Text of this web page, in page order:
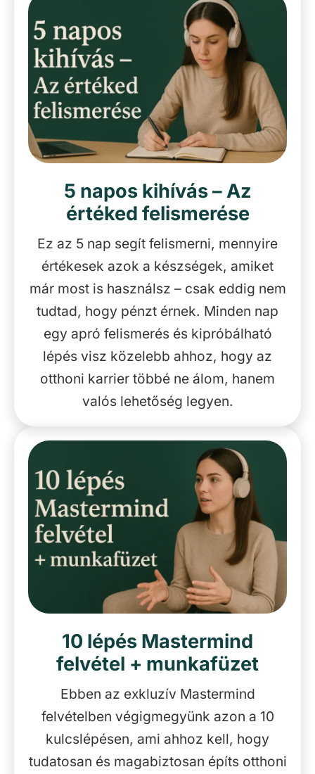
5 napos kihívás – Az
értéked felismerése
Ez az 5 nap segít felismerni, mennyire
értékesek azok a készségek, amiket
már most is használsz – csak eddig nem
tudtad, hogy pénzt érnek. Minden nap
egy apró felismerés és kipróbálható
lépés visz közelebb ahhoz, hogy az
otthoni karrier többé ne álom, hanem
valós lehetőség legyen.
10 lépés Mastermind
felvétel + munkafüzet
Ebben az exkluzív Mastermind
felvételben végigmegyünk azon a 10
kulcslépésen, ami ahhoz kell, hogy
tudatosan és magabiztosan építs otthoni